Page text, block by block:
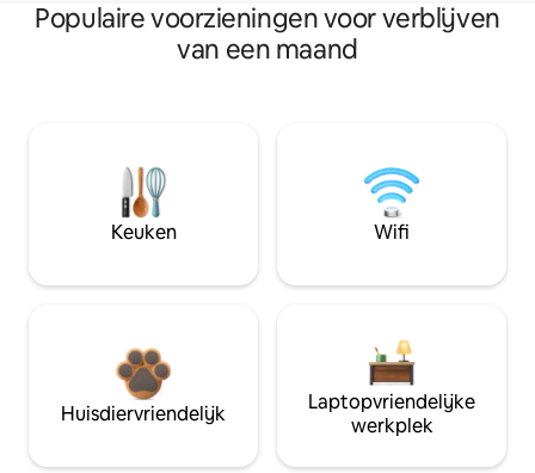
Populaire voorzieningen voor verblijven
van een maand
Keuken Wifi
Huisdiervriendelijk
Laptopvriendelijke
werkplek